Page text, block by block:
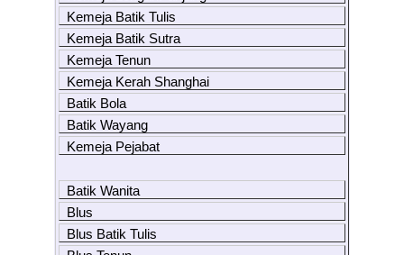
Kemeja Batik Tulis
Kemeja Batik Sutra
Kemeja Tenun
Kemeja Kerah Shanghai
Batik Bola
Batik Wayang
Kemeja Pejabat
Batik Wanita
Blus
Blus Batik Tulis